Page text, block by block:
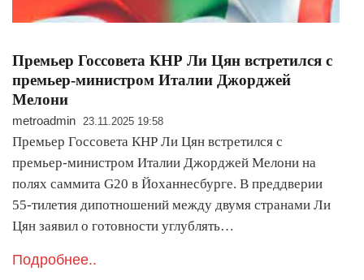
Премьер Госсовета КНР Ли Цян встретился с
премьер-министром Италии Джорджей
Мелони
metroadmin 23.11.2025 19:58
Премьер Госсовета КНР Ли Цян встретился с
премьер-министром Италии Джорджей Мелони на
полях саммита G20 в Йоханнесбурге. В преддверии
55-тилетия дипотношений между двумя странами Ли
Цян заявил о готовности углублять…
Подробнее..